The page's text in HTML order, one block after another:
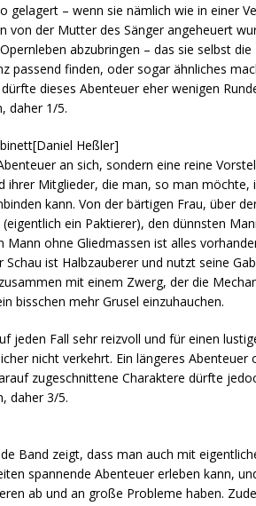
gelagert – wenn sie nämlich wie in einer
von der Mutter des Sänger angeheuert
abzubringen – das sie selbst die
passend finden, oder sogar ähnliches
dieses Abenteuer eher wenigen
daher 1/5.
Heßler]
an sich, sondern eine reine
ihrer Mitglieder, die man, so man möchte,
kann. Von der bärtigen Frau, über
ein Paktierer), den dünnsten
Mann ohne Gliedmassen ist alles
Schau ist Halbzauberer und nutzt seine
mit einem Zwerg, der die
bisschen mehr Grusel einzuhauchen.
jeden Fall sehr reizvoll und für einen
nicht verkehrt. Ein längeres Abenteuer
zugeschnittene Charaktere dürfte
daher 3/5.
Band zeigt, dass man auch mit
spannende Abenteuer erleben kann,
ab und an große Probleme haben.